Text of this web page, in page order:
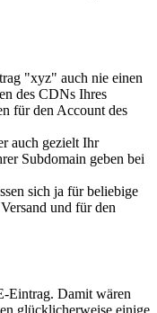
"xyz" auch nie einen
des CDNs Ihres
für den Account des
auch gezielt Ihr
Subdomain geben bei
sich ja für beliebige
und für den
Eintrag. Damit wären
glücklicherweise einige